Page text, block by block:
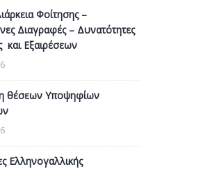
Φοίτησης –
Διαγραφές – Δυνατότητες
και Εξαιρέσεων
θέσεων Υποψηφίων
Ελληνογαλλικής